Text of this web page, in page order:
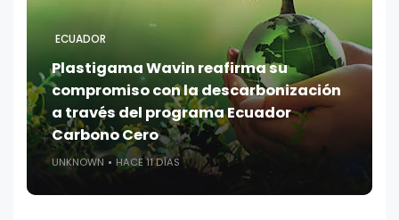
ECUADOR
Plastigama Wavin reafirma su
compromiso con la descarbonización
a través del programa Ecuador
Carbono Cero
UNKNOWN HACE 11 DÍAS